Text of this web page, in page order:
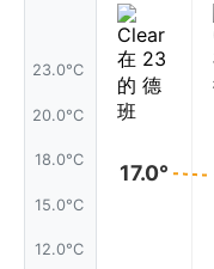
23.0°C
20.0°C
18.0°C
15.0°C
12.0°C
17.0°